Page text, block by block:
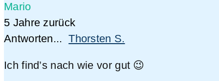
Mario
5 Jahre zurück
Antworten...Thorsten S.
Ich find’s nach wie vor gut 😉